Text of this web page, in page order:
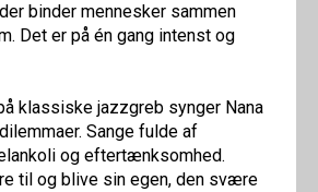
binder mennesker sammen
Det er på én gang intenst og
klassiske jazzgreb synger Nana
Sange fulde af
og eftertænksomhed.
til og blive sin egen, den svære